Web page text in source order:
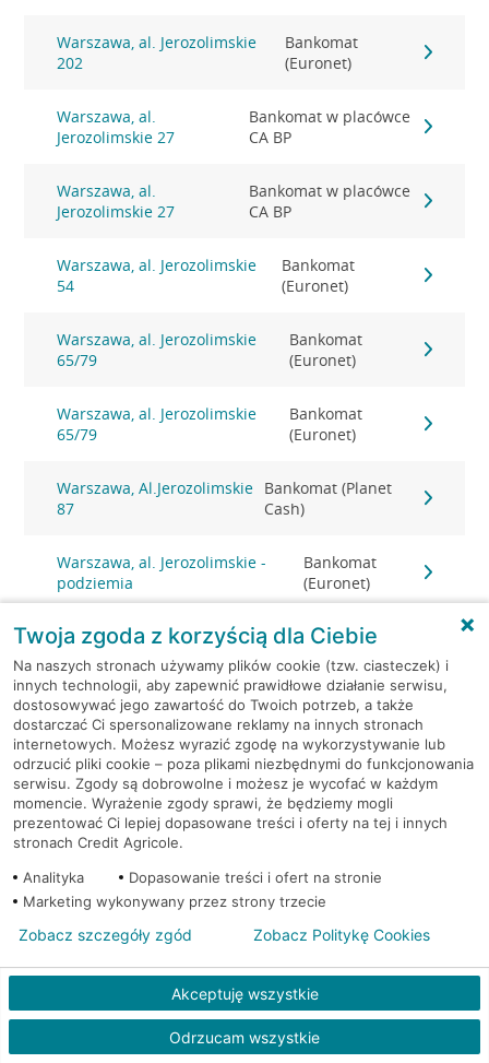
Warszawa, al. Jerozolimskie
202
Bankomat
(Euronet)
Warszawa, al.
Jerozolimskie 27
Bankomat w placówce
CA BP
Warszawa, al.
Jerozolimskie 27
Bankomat w placówce
CA BP
Warszawa, al. Jerozolimskie
54
Bankomat
(Euronet)
Warszawa, al. Jerozolimskie
65/79
Bankomat
(Euronet)
Warszawa, al. Jerozolimskie
65/79
Bankomat
(Euronet)
Warszawa, Al.Jerozolimskie
87
Bankomat (Planet
Cash)
Warszawa, al. Jerozolimskie -
podziemia
Bankomat
(Euronet)
Warszawa, al. Józefa
Piłsudskiego 2
Bankomat
(Euronet)
Warszawa, al. KEN 19 Bankomat (Euronet)
Warszawa, al. KEN 20 Bankomat (Euronet)
Warszawa, al. KEN 36 Bankomat (Euronet)
Warszawa, al. KEN 47 lok. 289 Bankomat (Euronet)
Warszawa, al. Komisji Edukacji
Narodowej 36 lok.1
Bankomat w
placówce CA BP
Warszawa, al. Komisji Edukacji
Narodowej 36 lok.1
Bankomat w
placówce CA BP
Twoja zgoda z korzyścią dla Ciebie
Na naszych stronach używamy plików cookie (tzw. ciasteczek) i
innych technologii, aby zapewnić prawidłowe działanie serwisu,
dostosowywać jego zawartość do Twoich potrzeb, a także
dostarczać Ci spersonalizowane reklamy na innych stronach
internetowych. Możesz wyrazić zgodę na wykorzystywanie lub
odrzucić pliki cookie – poza plikami niezbędnymi do funkcjonowania
serwisu. Zgody są dobrowolne i możesz je wycofać w każdym
momencie. Wyrażenie zgody sprawi, że będziemy mogli
prezentować Ci lepiej dopasowane treści i oferty na tej i innych
stronach Credit Agricole.
Analityka
Dopasowanie treści i ofert na stronie
Marketing wykonywany przez strony trzecie
Akceptuję wszystkie
Odrzucam wszystkie
Zobacz szczegóły zgód Zobacz Politykę Cookies